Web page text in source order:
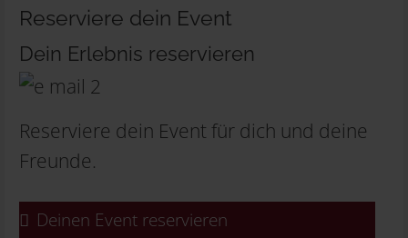
Reserviere dein Event
Dein Erlebnis reservieren
Reserviere dein Event für dich und deine
Freunde.
Deinen Event reservieren